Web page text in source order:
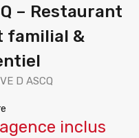
– Restaurant
familial &
D ASCQ
inclus